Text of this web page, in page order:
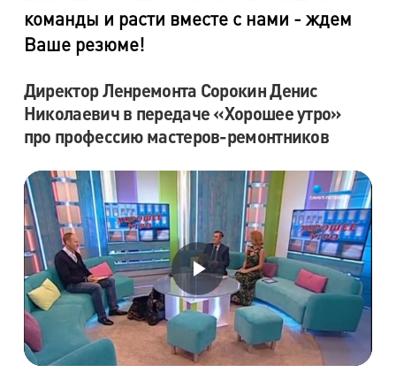
команды и расти вместе с нами - ждем
Ваше резюме!
Директор Ленремонта Сорокин Денис
Николаевич в передаче «Хорошее утро»
про профессию мастеров-ремонтников